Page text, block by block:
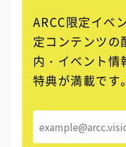
ARCC限定イベ
定コンテンツの
内・イベント情
特典が満載です。